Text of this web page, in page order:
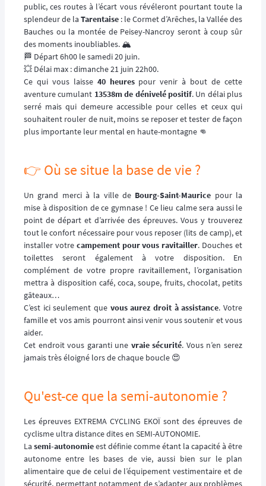
public, ces routes à l’écart vous révéleront pourtant toute la
splendeur de la Tarentaise : le Cormet d’Arêches, la Vallée des
Bauches ou la montée de Peisey-Nancroy seront à coup sûr
des moments inoubliables. 🏔️
🏁 Départ 6h00 le samedi 20 juin.
💥 Délai max : dimanche 21 juin 22h00.
Ce qui vous laisse 40 heurespour venir à bout de cette
aventure cumulant 13538m de dénivelé positif. Un délai plus
serré mais qui demeure accessible pour celles et ceux qui
souhaitent rouler de nuit, moins se reposer et tester de façon
plus importante leur mental en haute-montagne 👊
👉 Où se situe la base de vie ?
Un grand merci à la ville de Bourg-Saint-Maurice pour la
mise à disposition de ce gymnase ! Ce lieu calme sera aussi le
point de départ et d’arrivée des épreuves. Vous y trouverez
tout le confort nécessaire pour vous reposer (lits de camp), et
installer votre campement pour vous ravitailler. Douches et
toilettes seront également à votre disposition. En
complément de votre propre ravitaillement, l’organisation
mettra à disposition café, coca, soupe, fruits, chocolat, petits
gâteaux…
C’est ici seulement que vous aurez droit à assistance. Votre
famille et vos amis pourront ainsi venir vous soutenir et vous
aider.
Cet endroit vous garanti une vraie sécurité. Vous n’en serez
jamais très éloigné lors de chaque boucle 😍
Qu'est-ce que la semi-autonomie ?
Les épreuves EXTREMA CYCLING EKOÏ sont des épreuves de
cyclisme ultra distance dites en SEMI-AUTONOMIE.
La semi-autonomieest définie comme étant la capacité à être
autonome entre les bases de vie, aussi bien sur le plan
alimentaire que de celui de l’équipement vestimentaire et de
sécurité, permettant notamment de s’adapter aux problèmes